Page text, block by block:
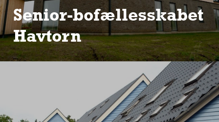
Senior-bofællesskabet
Havtorn